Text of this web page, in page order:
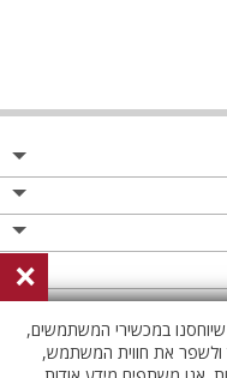
×
שיוחסנו במכשירי המשתמשים,
ולשפר את חווית המשתמש,